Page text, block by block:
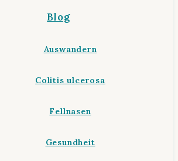
Blog
Auswandern
Colitis ulcerosa
Fellnasen
Gesundheit